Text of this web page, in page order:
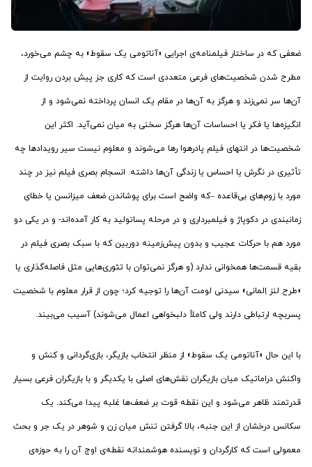
ضعفی که در ساختار فیلمنامه‌ی اجرایی «آناتومی یک سقوط» به چشم می‌خورد،
مطرح شدن شخصیت‌های فرعی متعددی است که کاری جز پیش بردن روایت از
آن‌ها سر نمی‌زند و هرگز به آن‌ها در مقام یک انسان پرداخته نمی‌شود و از
انگیزه‌ها یا فکر یا احساسات آن‌ها هرگز سخنی به میان نمی‌آید. اکثر این
شخصیت‌ها در انتهای فیلم پادرهوا رها می‌شوند و معلوم نیست سیر رویدادها چه
تأثیری در نگرش یا احساس یا زندگی آن‌ها داشته. انسجام بصری فیلم نیز در چند
مورد با زوم‌های بی‌قاعده –که واضح است برای پوشاندن ضعف میزانسن یا خطای
زمانبندی در دکوپاژ و فیلمبرداری و در مرحله پساتولید به کار آمده‌اند- و در یکی دو
مورد هم با حرکات عجیب و بدون پیش‌زمینه دوربین که با سبک بصری فیلم در
بقیه قسمت‌ها همخوانی ندارد (و هرگز نمی‌توان با تئوری‌هایی مثل فاصله‌گذاری یا
«طرح لنز اِلمانی» سیدنی لومت آن‌ها را توجیه کرد؛ چون از قرار معلوم با شخصیت
پسربچه ارتباطی دارند ولی کاملاً دلبخواهی اعمال می‌شوند) آسیب می‌بیند.
با این حال «آناتومی یک سقوط» از منظر انتخاب بازیگر، بازی‌گردانی و کنش و
واکنش دراماتیک میان بازیگران نقش‌های اصلی با یکدیگر و با بازیگران فرعی بسیار
قدرتمند ظاهر می‌شود و این نقطه قوت بر ضعف‌ها غلبه پیدا می‌کند. یک
سکانس درخشان از این جنبه، بالا گرفتن تنش میان زن و شوهر در یک جر و بحث
معمولی است که کارگردان و نویسنده هوشمندانه نقطه‌ی اوج آن را به حوزه‌ی